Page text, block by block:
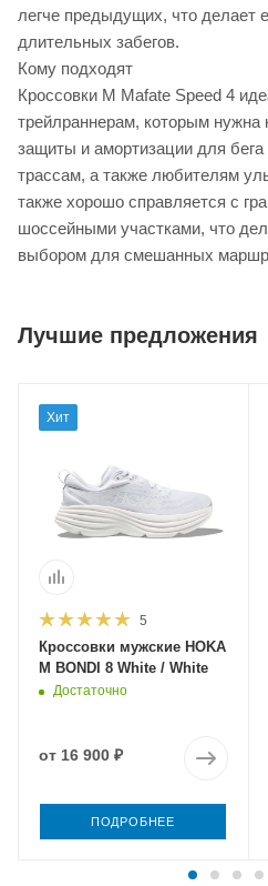
легче предыдущих, что делает
длительных забегов.
Кому подходят
Кроссовки M Mafate Speed 4
трейлраннерам, которым нужна
защиты и амортизации для
трассам, а также любителям
также хорошо справляется с
шоссейными участками, что
выбором для смешанных
Лучшие предложения
Хит
5
Кроссовки мужские HOKA
M BONDI 8 White / White
Достаточно
от 16 900 ₽
ПОДРОБНЕЕ